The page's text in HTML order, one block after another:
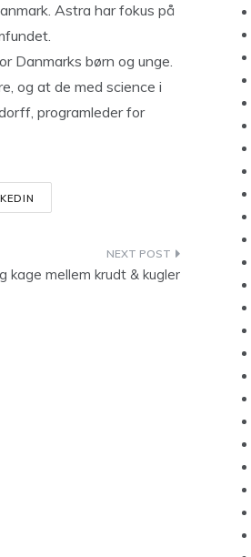
Astra har fokus på
Danmarks børn og unge.
og at de med science i
programleder for
kage mellem krudt & kugler